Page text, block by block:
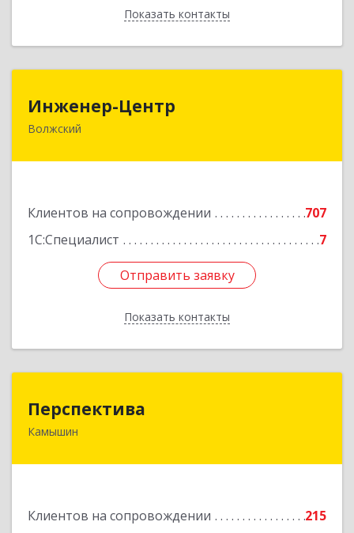
Показать контакты
Назад
Инженер-Центр
Волжский
Клиентов на сопровождении
707
1С:Специалист
7
Отправить заявку
Показать контакты
404120, Волгоградская обл, Волжский г, им
Отправить заявку
Назад
Перспектива
Камышин
Клиентов на сопровождении
215